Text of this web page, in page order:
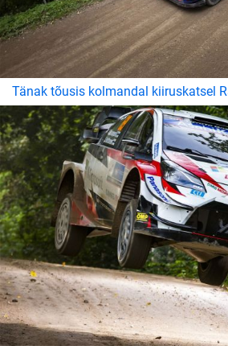
Tänak tõusis kolmandal kiiruskatsel